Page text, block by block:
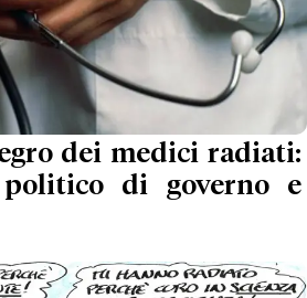
dei medici radiati:
di governo e